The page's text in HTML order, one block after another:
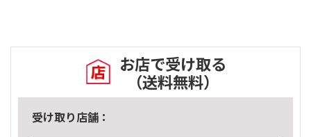
お店で受け取る
（送料無料）
受け取り店舗：